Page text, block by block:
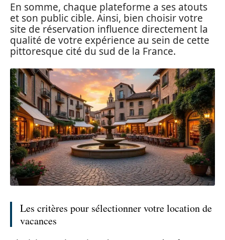
En somme, chaque plateforme a ses atouts
et son public cible. Ainsi, bien choisir votre
site de réservation influence directement la
qualité de votre expérience au sein de cette
pittoresque cité du sud de la France.
Les critères pour sélectionner votre location de
vacances